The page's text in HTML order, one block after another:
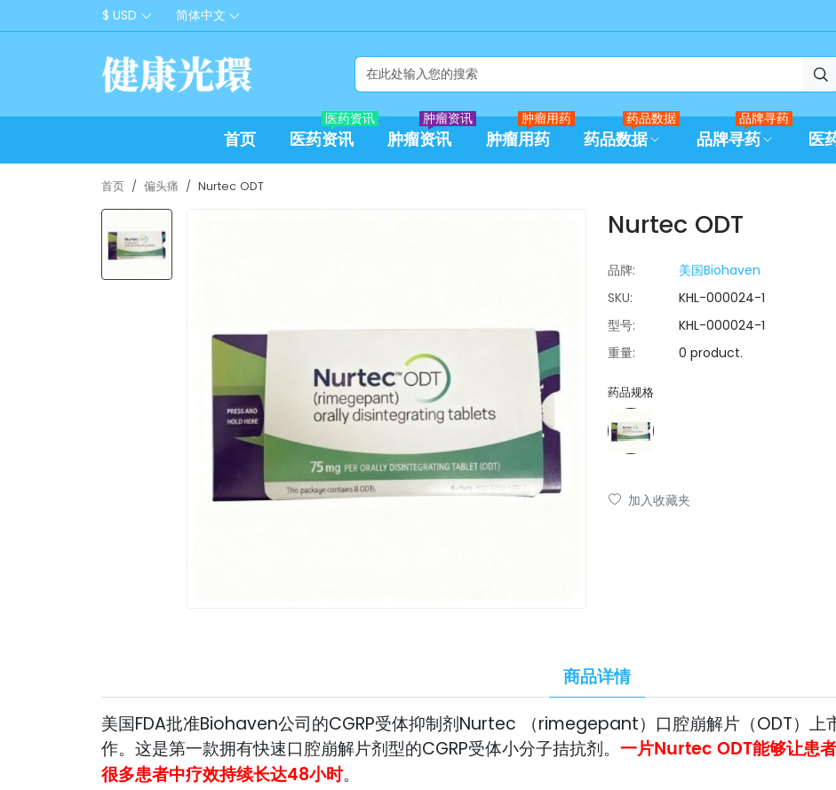
$ USD 简体中文

首页 医药资讯
医药资讯
肿瘤资讯
肿瘤资讯
肿瘤用药
肿瘤用药
药品数据
药品数据
品牌寻药
品牌寻药
医
首页 偏头痛 Nurtec ODT
Nurtec ODT
品牌:
美国Biohaven
SKU:
KHL-000024-1
型号:
KHL-000024-1
重量:
0 product.
药品规格
加入收藏夹
商品详情
美国FDA批准Biohaven公司的CGRP受体抑制剂Nurtec （rimegepant）口腔崩解片（ODT）上
作。这是第一款拥有快速口腔崩解片剂型的CGRP受体小分子拮抗剂。 一片Nurtec ODT能够让患
很多患者中疗效持续长达48小时。